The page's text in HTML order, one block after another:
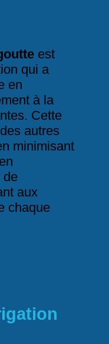
est
qui a
en
à la
Cette
autres
minimisant
de
aux
chaque